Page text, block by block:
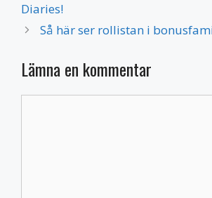
Diaries!
Så här ser rollistan i
Lämna en kommentar